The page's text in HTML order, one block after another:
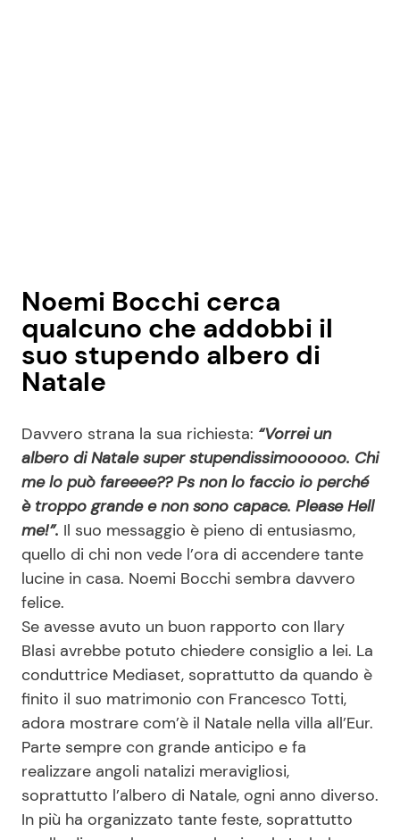
Noemi Bocchi cerca
qualcuno che addobbi il
suo stupendo albero di
Natale
Davvero strana la sua richiesta: “Vorrei un
albero di Natale super stupendissimoooooo. Chi
me lo può fareeee?? Ps non lo faccio io perché
è troppo grande e non sono capace. Please Hell
me!”. Il suo messaggio è pieno di entusiasmo,
quello di chi non vede l’ora di accendere tante
lucine in casa. Noemi Bocchi sembra davvero
felice.
Se avesse avuto un buon rapporto con Ilary
Blasi avrebbe potuto chiedere consiglio a lei. La
conduttrice Mediaset, soprattutto da quando è
finito il suo matrimonio con Francesco Totti,
adora mostrare com’è il Natale nella villa all’Eur.
Parte sempre con grande anticipo e fa
realizzare angoli natalizi meravigliosi,
soprattutto l’albero di Natale, ogni anno diverso.
In più ha organizzato tante feste, soprattutto